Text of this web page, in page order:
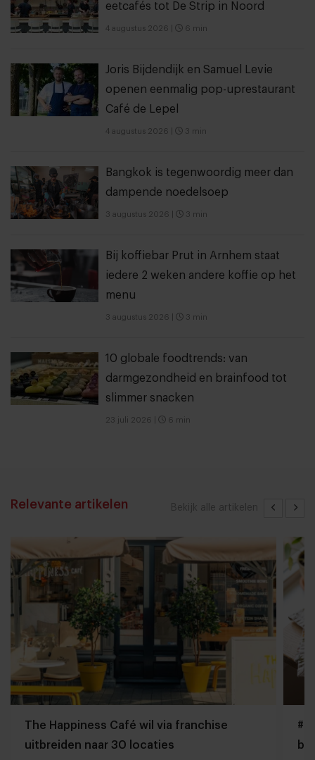
eetcafés tot De Strip in Noord
4 augustus 2026 6 min
Joris Bijdendijk en Samuel Levie
openen eenmalig pop-uprestaurant
Café de Lepel
4 augustus 2026 3 min
Bangkok is tegenwoordig meer dan
dampende noedelsoep
3 augustus 2026 3 min
Bij koffiebar Prut in Arnhem staat
iedere 2 weken andere koffie op het
menu
3 augustus 2026 3 min
10 globale foodtrends: van
darmgezondheid en brainfood tot
slimmer snacken
23 juli 2026 6 min
Bekijk alle artikelen
Relevante artikelen
The Happiness Café wil via franchise
uitbreiden naar 30 locaties